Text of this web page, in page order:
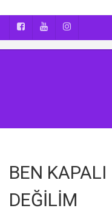
BEN KAPALI
DEĞİLİM